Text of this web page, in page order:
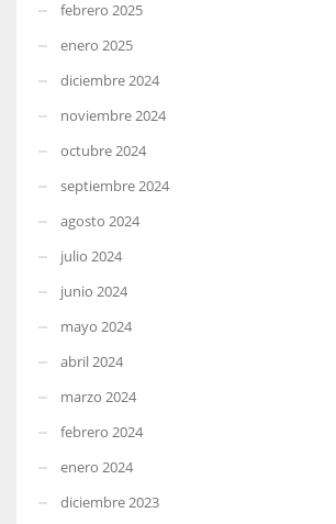
febrero 2025
enero 2025
diciembre 2024
noviembre 2024
octubre 2024
septiembre 2024
agosto 2024
julio 2024
junio 2024
mayo 2024
abril 2024
marzo 2024
febrero 2024
enero 2024
diciembre 2023